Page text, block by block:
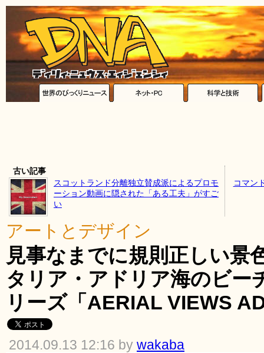
古い記事
スコットランド分離独立賛成派によるプロモ
ーション動画に隠された「ある工夫」がすご
い
コマン
アートとデザイン
見事なまでに規則正しい景
タリア・アドリア海のビー
リーズ「AERIAL VIEWS
2014.09.13 12:16 by wakaba